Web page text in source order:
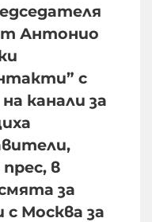
Антонио
с
канали за
в
за
Москва за